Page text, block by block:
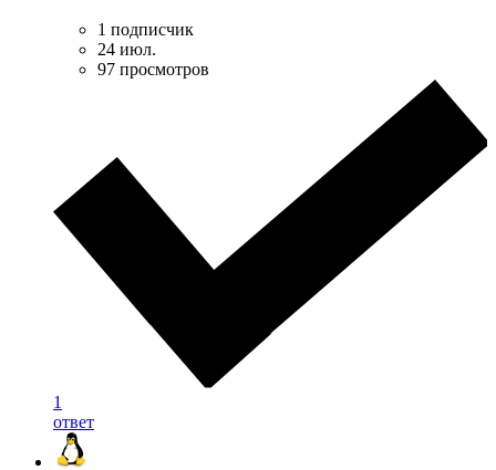
1 подписчик
24 июл.
97 просмотров
1
ответ